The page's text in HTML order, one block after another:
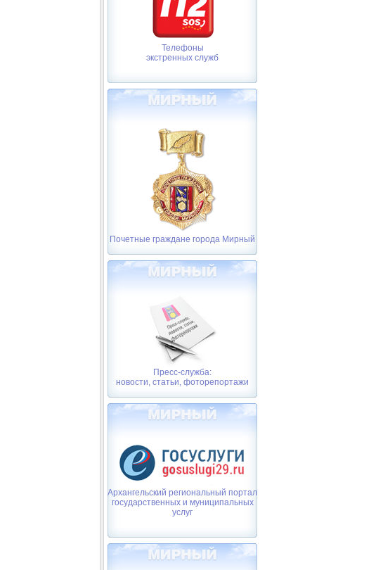
Телефоны
экстренных служб
Почетные граждане города Мирный
Пресс-служба:
новости, статьи, фоторепортажи
Архангельский региональный портал
государственных и муниципальных
услуг